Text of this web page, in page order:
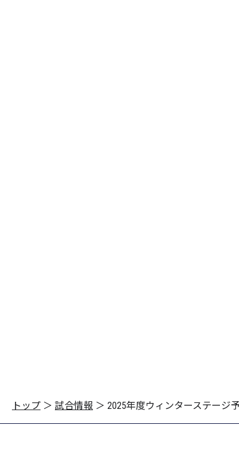
トップ ＞ 試合情報 ＞ 2025年度ウィンターステージ